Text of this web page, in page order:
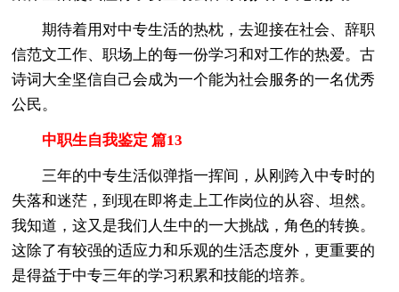
期待着用对中专生活的热枕，去迎接在社会、辞职
信范文工作、职场上的每一份学习和对工作的热爱。古
诗词大全坚信自己会成为一个能为社会服务的一名优秀
公民。
中职生自我鉴定 篇13
三年的中专生活似弹指一挥间，从刚跨入中专时的
失落和迷茫，到现在即将走上工作岗位的从容、坦然。
我知道，这又是我们人生中的一大挑战，角色的转换。
这除了有较强的适应力和乐观的生活态度外，更重要的
是得益于中专三年的学习积累和技能的培养。